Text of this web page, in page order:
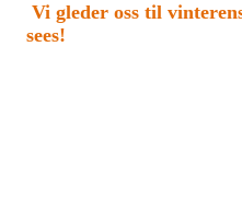
Vi gleder oss til
sees!